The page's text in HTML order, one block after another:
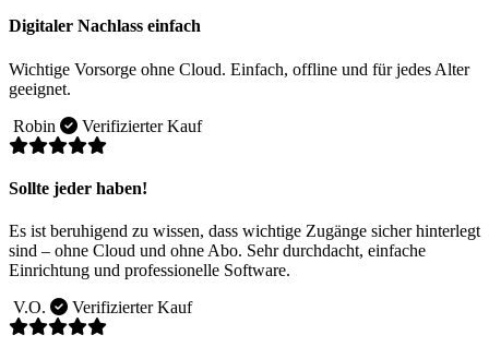
Digitaler Nachlass einfach
Wichtige Vorsorge ohne Cloud. Einfach, offline und für jedes Alter
geeignet.
Robin
Verifizierter Kauf
Sollte jeder haben!
Es ist beruhigend zu wissen, dass wichtige Zugänge sicher hinterlegt
sind – ohne Cloud und ohne Abo. Sehr durchdacht, einfache
Einrichtung und professionelle Software.
V.O.
Verifizierter Kauf